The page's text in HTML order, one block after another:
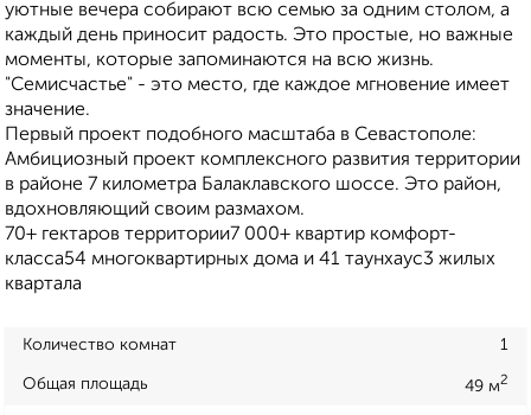
уютные вечера собирают всю семью за одним столом, а
каждый день приносит радость. Это простые, но важные
моменты, которые запоминаются на всю жизнь.
"Семисчастье" - это место, где каждое мгновение имеет
значение.
Первый проект подобного масштаба в Севастополе:
Амбициозный проект комплексного развития территории
в районе 7 километра Балаклавского шоссе. Это район,
вдохновляющий своим размахом.
70+ гектаров территории7 000+ квартир комфорт-
класса54 многоквартирных дома и 41 таунхаус3 жилых
квартала
Количество комнат 1
Общая площадь 49 м2